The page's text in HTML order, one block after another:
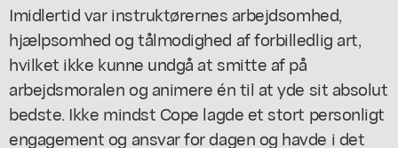
Imidlertid var instruktørernes arbejdsomhed,
hjælpsomhed og tålmodighed af forbilledlig art,
hvilket ikke kunne undgå at smitte af på
arbejdsmoralen og animere én til at yde sit absolut
bedste. Ikke mindst Cope lagde et stort personligt
engagement og ansvar for dagen og havde i det